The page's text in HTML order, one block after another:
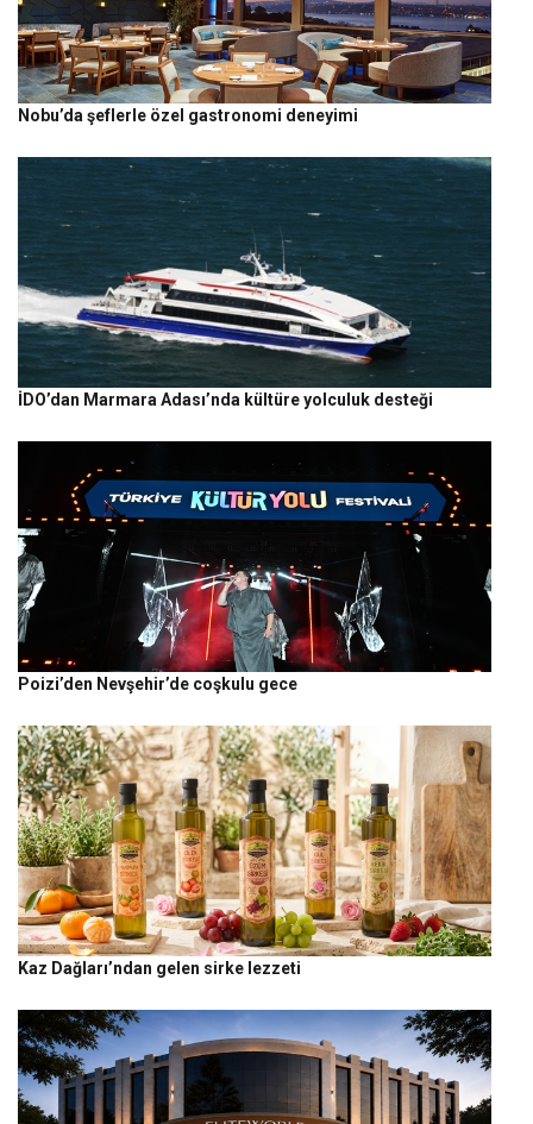
Nobu’da şeflerle özel gastronomi deneyimi
İDO’dan Marmara Adası’nda kültüre yolculuk desteği
Poizi’den Nevşehir’de coşkulu gece
Kaz Dağları’ndan gelen sirke lezzeti